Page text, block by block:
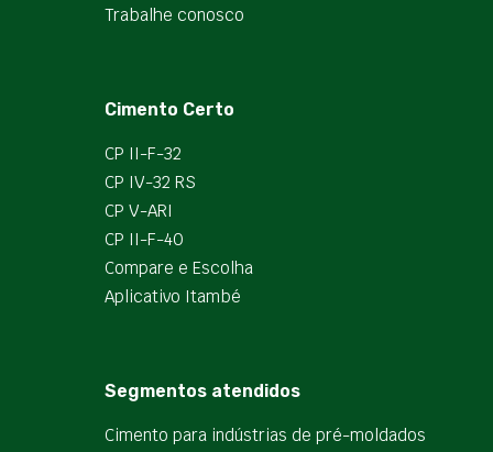
Trabalhe conosco
Cimento Certo
CP II-F-32
CP IV-32 RS
CP V-ARI
CP II-F-40
Compare e Escolha
Aplicativo Itambé
Segmentos atendidos
Cimento para indústrias de pré-moldados